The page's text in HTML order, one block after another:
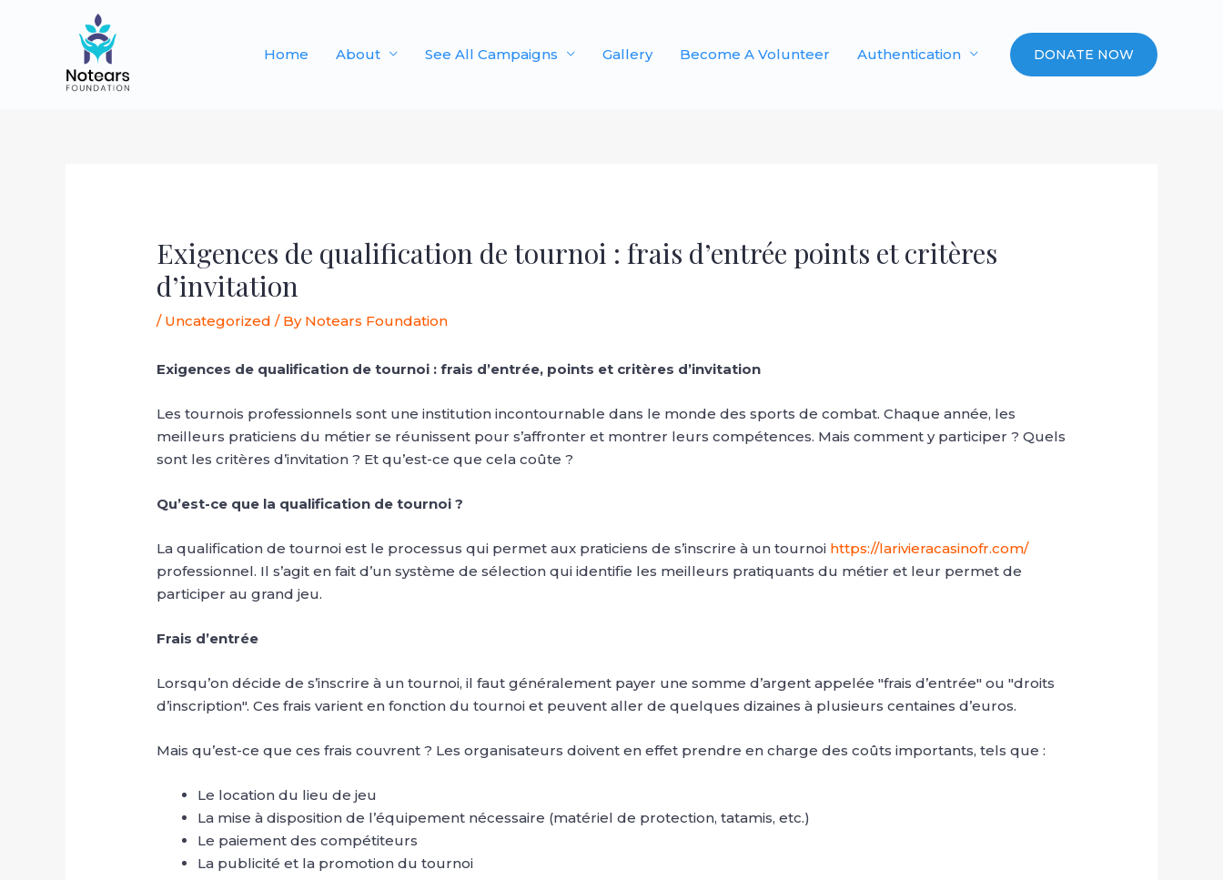
Home About See All Campaigns Gallery Become A Volunteer Authentication DONATE NOW
Exigences de qualification de tournoi : frais d’entrée points et critères
d’invitation
/ Uncategorized / By Notears Foundation
Exigences de qualification de tournoi : frais d’entrée, points et critères d’invitation
Les tournois professionnels sont une institution incontournable dans le monde des sports de combat. Chaque année, les
meilleurs praticiens du métier se réunissent pour s’affronter et montrer leurs compétences. Mais comment y participer ? Quels
sont les critères d’invitation ? Et qu’est-ce que cela coûte ?
Qu’est-ce que la qualification de tournoi ?
La qualification de tournoi est le processus qui permet aux praticiens de s’inscrire à un tournoi https://larivieracasinofr.com/
professionnel. Il s’agit en fait d’un système de sélection qui identifie les meilleurs pratiquants du métier et leur permet de
participer au grand jeu.
Frais d’entrée
Lorsqu’on décide de s’inscrire à un tournoi, il faut généralement payer une somme d’argent appelée "frais d’entrée" ou "droits
d’inscription". Ces frais varient en fonction du tournoi et peuvent aller de quelques dizaines à plusieurs centaines d’euros.
Mais qu’est-ce que ces frais couvrent ? Les organisateurs doivent en effet prendre en charge des coûts importants, tels que :
Le location du lieu de jeu
La mise à disposition de l’équipement nécessaire (matériel de protection, tatamis, etc.)
Le paiement des compétiteurs
La publicité et la promotion du tournoi